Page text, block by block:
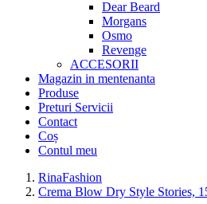
Dear Beard
Morgans
Osmo
Revenge
ACCESORII
Magazin in mentenanta
Produse
Preturi Servicii
Contact
Coș
Contul meu
RinaFashion
Crema Blow Dry Style Stories,